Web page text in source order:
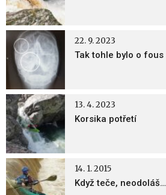
Tak tohle bylo o fous
22. 9. 2023
Korsika potřetí
13. 4. 2023
Když teče, neodoláš…
14. 1. 2015